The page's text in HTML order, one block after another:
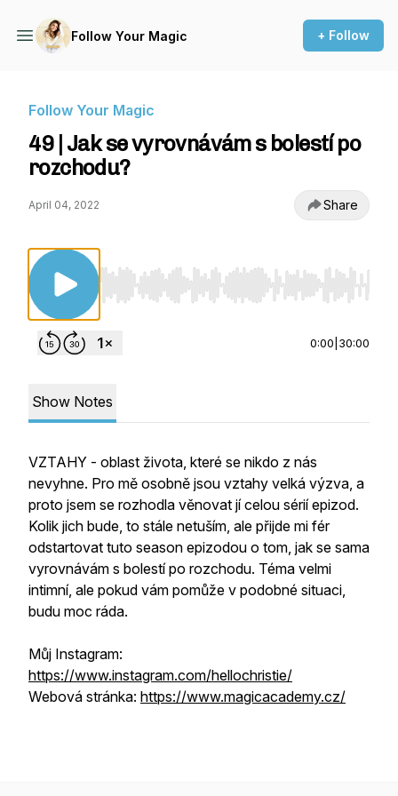
Follow Your Magic + Follow
Follow Your Magic
49 | Jak se vyrovnávám s bolestí po
rozchodu?
April 04, 2022 Share
Use Left/Right to seek, Home/End to jump
0:00 30:00
Show Notes
VZTAHY - oblast života, které se nikdo z nás
nevyhne. Pro mě osobně jsou vztahy velká výzva, a
proto jsem se rozhodla věnovat jí celou sérií epizod.
Kolik jich bude, to stále netuším, ale přijde mi fér
odstartovat tuto season epizodou o tom, jak se sama
vyrovnávám s bolestí po rozchodu. Téma velmi
intimní, ale pokud vám pomůže v podobné situaci,
budu moc ráda.
Můj Instagram:
https://www.instagram.com/hellochristie/
Webová stránka: https://www.magicacademy.cz/